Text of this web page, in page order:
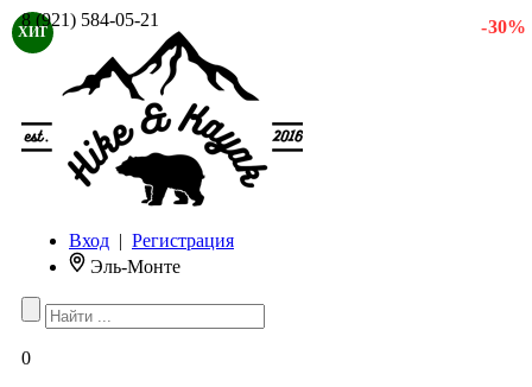
8 (921) 584-05-21
Вход | Регистрация
Эль-Монте
0
ХИТ - 30 %